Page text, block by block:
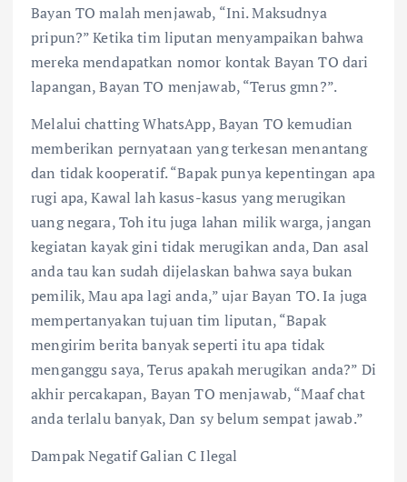
Bayan TO malah menjawab, “Ini. Maksudnya
pripun?” Ketika tim liputan menyampaikan bahwa
mereka mendapatkan nomor kontak Bayan TO dari
lapangan, Bayan TO menjawab, “Terus gmn?”.
Melalui chatting WhatsApp, Bayan TO kemudian
memberikan pernyataan yang terkesan menantang
dan tidak kooperatif. “Bapak punya kepentingan apa
rugi apa, Kawal lah kasus-kasus yang merugikan
uang negara, Toh itu juga lahan milik warga, jangan
kegiatan kayak gini tidak merugikan anda, Dan asal
anda tau kan sudah dijelaskan bahwa saya bukan
pemilik, Mau apa lagi anda,” ujar Bayan TO. Ia juga
mempertanyakan tujuan tim liputan, “Bapak
mengirim berita banyak seperti itu apa tidak
menganggu saya, Terus apakah merugikan anda?” Di
akhir percakapan, Bayan TO menjawab, “Maaf chat
anda terlalu banyak, Dan sy belum sempat jawab.”
Dampak Negatif Galian C Ilegal